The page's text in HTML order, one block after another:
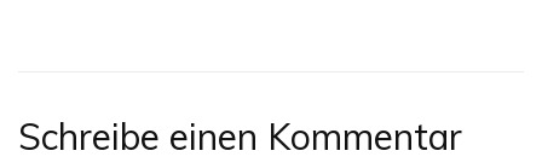
Schreibe einen Kommentar